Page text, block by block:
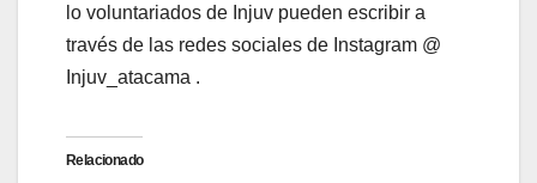
lo voluntariados de Injuv pueden escribir a
través de las redes sociales de Instagram @
Injuv_atacama .
Relacionado